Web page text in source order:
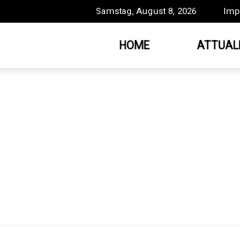
Samstag, August 8, 2026
HOME